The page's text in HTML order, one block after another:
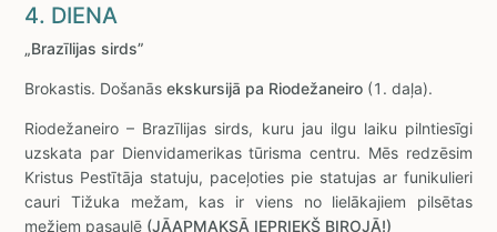
4. DIENA
„Brazīlijas sirds”
Brokastis. Došanās ekskursijā pa Riodežaneiro (1. daļa).
Riodežaneiro – Brazīlijas sirds, kuru jau ilgu laiku pilntiesīgi
uzskata par Dienvidamerikas tūrisma centru. Mēs redzēsim
Kristus Pestītāja statuju, paceļoties pie statujas ar funikulieri
cauri Tižuka mežam, kas ir viens no lielākajiem pilsētas
mežiem pasaulē (JĀAPMAKSĀ IEPRIEKŠ BIROJĀ!)